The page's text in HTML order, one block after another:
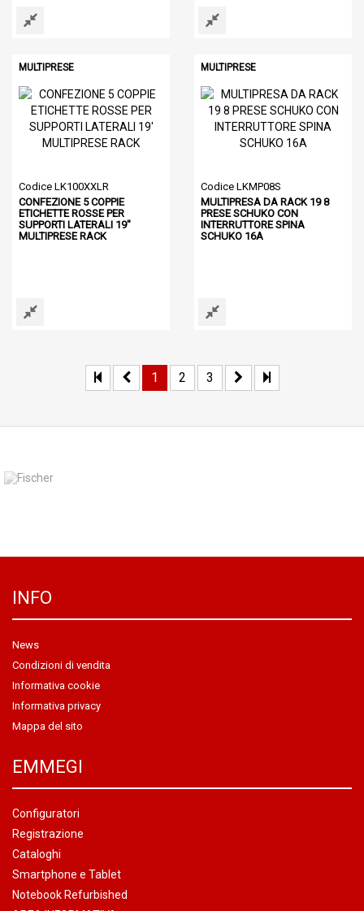
MULTIPRESE
Codice LK100XXLR
CONFEZIONE 5 COPPIE
ETICHETTE ROSSE PER
SUPPORTI LATERALI 19"
MULTIPRESE RACK
MULTIPRESE
Codice LKMP08S
MULTIPRESA DA RACK 19 8
PRESE SCHUKO CON
INTERRUTTORE SPINA
SCHUKO 16A
1 2 3
INFO
News
Condizioni di vendita
Informativa cookie
Informativa privacy
Mappa del sito
EMMEGI
Configuratori
Registrazione
Cataloghi
Smartphone e Tablet
Notebook Refurbished